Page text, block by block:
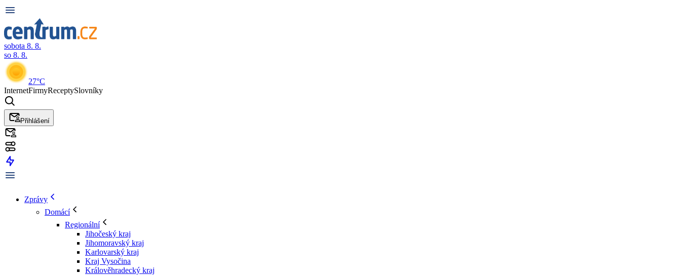
sobota 8. 8.
so 8. 8.
27°C
InternetFirmyReceptySlovníky
Přihlášení
Zprávy
Domácí
Regionální
Jihočeský kraj
Jihomoravský kraj
Karlovarský kraj
Kraj Vysočina
Králověhradecký kraj